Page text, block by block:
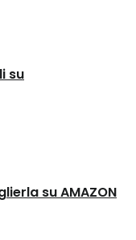
su
su AMAZON